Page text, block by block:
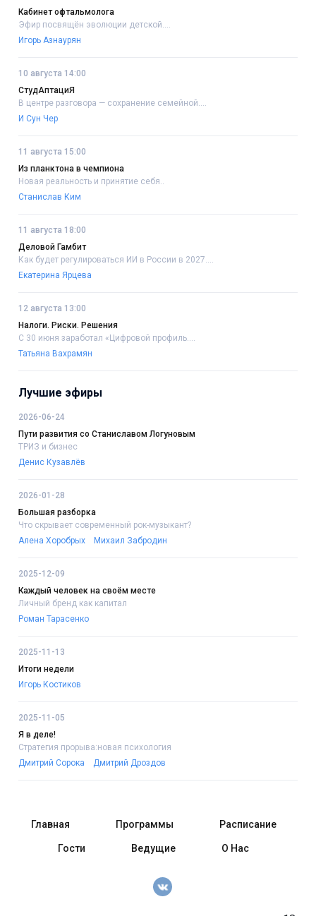
Кабинет офтальмолога
Эфир посвящён эволюции детской....
Игорь Азнаурян
10 августа 14:00
СтудАптациЯ
В центре разговора — сохранение семейной....
И Сун Чер
11 августа 15:00
Из планктона в чемпиона
Новая реальность и принятие себя..
Станислав Ким
11 августа 18:00
Деловой Гамбит
Как будет регулироваться ИИ в России в 2027....
Екатерина Ярцева
12 августа 13:00
Налоги. Риски. Решения
С 30 июня заработал «Цифровой профиль....
Татьяна Вахрамян
Лучшие эфиры
2026-06-24
Пути развития со Станиславом Логуновым
ТРИЗ и бизнес
Денис Кузавлёв
2026-01-28
Большая разборка
Что скрывает современный рок-музыкант?
Алена Хоробрых
Михаил Забродин
2025-12-09
Каждый человек на своём месте
Личный бренд как капитал
Роман Тарасенко
2025-11-13
Итоги недели
Игорь Костиков
2025-11-05
Я в деле!
Стратегия прорыва:новая психология
Дмитрий Сорока
Дмитрий Дроздов
Главная Программы Расписание
Гости Ведущие О Нас